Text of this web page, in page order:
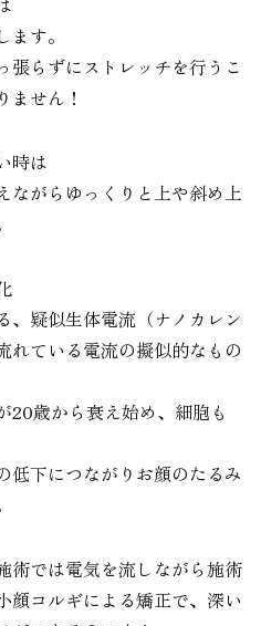
す。
張らずにストレッチを行うこ
ません！
時は
ながらゆっくりと上や斜め上
、疑似生体電流（ナノカレン
れている電流の擬似的なもの
20歳から衰え始め、細胞も
低下につながりお顔のたるみ
術では電気を流しながら施術
顔コルギによる矯正で、深い